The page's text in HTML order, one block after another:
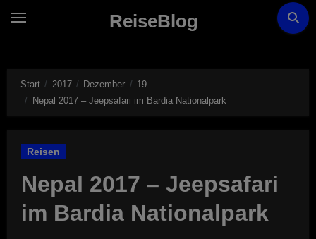
ReiseBlog
Start 2017 Dezember
19.
Nepal 2017 – Jeepsafari im Bardia Nationalpark
Reisen
Nepal 2017 – Jeepsafari
im Bardia Nationalpark